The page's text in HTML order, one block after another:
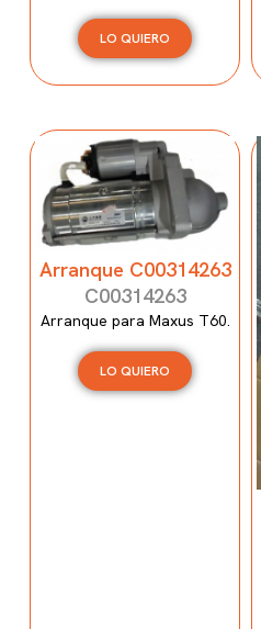
LO QUIERO
Arranque C00314263
C00314263
Arranque para Maxus T60.
LO QUIERO